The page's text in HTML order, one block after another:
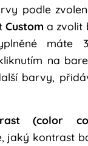
podle
Custom a zvolit
máte
na
barvy,
(color
jaký kontrast